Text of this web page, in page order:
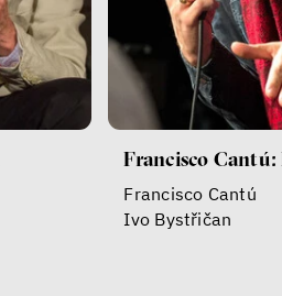
Francisco
Francisco Cantú
Ivo Bystřičan